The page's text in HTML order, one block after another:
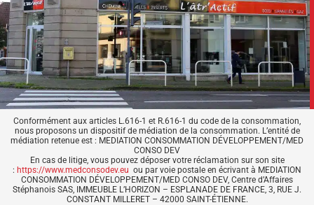
Conformément aux articles L.616-1 et R.616-1 du code de la consommation,
nous proposons un dispositif de médiation de la consommation. L’entité de
médiation retenue est : MEDIATION CONSOMMATION DÉVELOPPEMENT/MED
CONSO DEV
En cas de litige, vous pouvez déposer votre réclamation sur son site
: https://www.medconsodev.eu ou par voie postale en écrivant à MEDIATION
CONSOMMATION DÉVELOPPEMENT/MED CONSO DEV, Centre d’Affaires
Stéphanois SAS, IMMEUBLE L’HORIZON – ESPLANADE DE FRANCE, 3, RUE J.
CONSTANT MILLERET – 42000 SAINT-ÉTIENNE.